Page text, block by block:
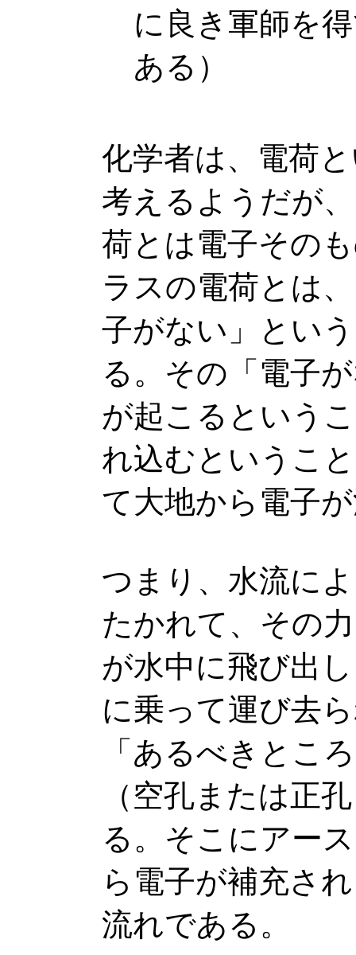
に良き軍師を
ある）
化学者は、電荷
考えるようだが
荷とは電子その
ラスの電荷とは
子がない」とい
る。その「電子
が起こるという
れ込むというこ
て大地から電子
つまり、水流に
たかれて、その
が水中に飛び出
に乗って運び去
「あるべきとこ
（空孔または正
る。そこにアー
ら電子が補充さ
流れである。